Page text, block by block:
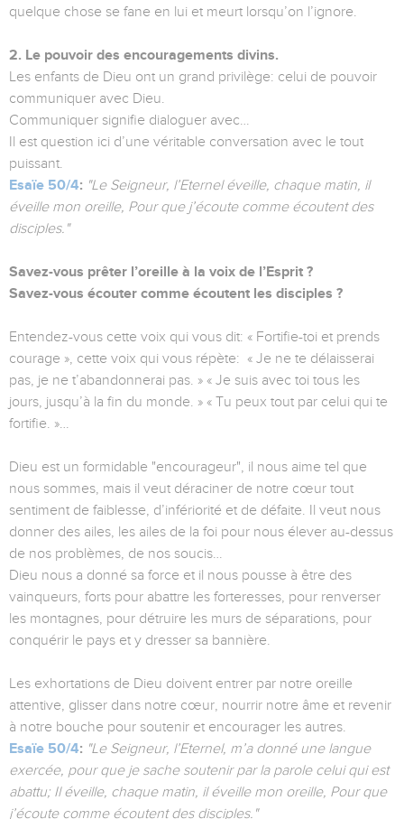
quelque chose se fane en lui et meurt lorsqu’on l’ignore.
2. Le pouvoir des encouragements divins.
Les enfants de Dieu ont un grand privilège: celui de pouvoir
communiquer avec Dieu.
Communiquer signifie dialoguer avec…
Il est question ici d’une véritable conversation avec le tout
puissant.
Esaïe 50/4: "Le Seigneur, l’Eternel éveille, chaque matin, il
éveille mon oreille, Pour que j’écoute comme écoutent des
disciples."
Savez-vous prêter l’oreille à la voix de l’Esprit ?
Savez-vous écouter comme écoutent les disciples ?
Entendez-vous cette voix qui vous dit: « Fortifie-toi et prends
courage », cette voix qui vous répète: « Je ne te délaisserai
pas, je ne t’abandonnerai pas. » « Je suis avec toi tous les
jours, jusqu’à la fin du monde. » « Tu peux tout par celui qui te
fortifie. »…
Dieu est un formidable "encourageur", il nous aime tel que
nous sommes, mais il veut déraciner de notre cœur tout
sentiment de faiblesse, d’infériorité et de défaite. Il veut nous
donner des ailes, les ailes de la foi pour nous élever au-dessus
de nos problèmes, de nos soucis…
Dieu nous a donné sa force et il nous pousse à être des
vainqueurs, forts pour abattre les forteresses, pour renverser
les montagnes, pour détruire les murs de séparations, pour
conquérir le pays et y dresser sa bannière.
Les exhortations de Dieu doivent entrer par notre oreille
attentive, glisser dans notre cœur, nourrir notre âme et revenir
à notre bouche pour soutenir et encourager les autres.
Esaïe 50/4: "Le Seigneur, l’Eternel, m’a donné une langue
exercée, pour que je sache soutenir par la parole celui qui est
abattu; Il éveille, chaque matin, il éveille mon oreille, Pour que
j’écoute comme écoutent des disciples."